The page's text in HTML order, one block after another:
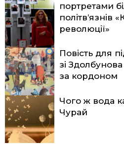
портретами
політв’язнів
революції»
Повість для
зі
за кордоном
Чого ж вода
Чурай